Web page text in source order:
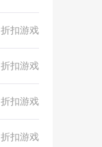
折扣游戏
折扣游戏
折扣游戏
折扣游戏